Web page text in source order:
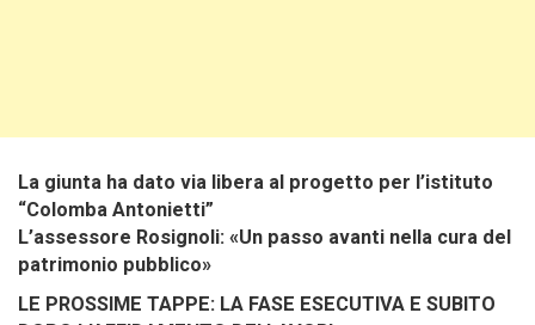
La giunta ha dato via libera al progetto per l’istituto
“Colomba Antonietti”
L’assessore Rosignoli: «Un passo avanti nella cura del
patrimonio pubblico»
LE PROSSIME TAPPE: LA FASE ESECUTIVA E SUBITO